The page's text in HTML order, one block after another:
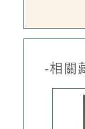
-相關